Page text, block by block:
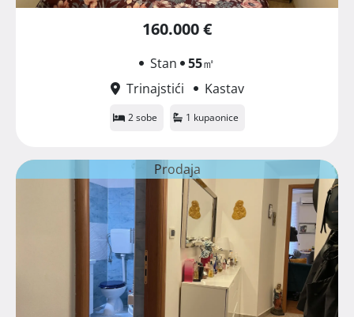
160.000 €
Stan 55㎡
Trinajstići
Kastav
2 sobe 1 kupaonice
Prodaja